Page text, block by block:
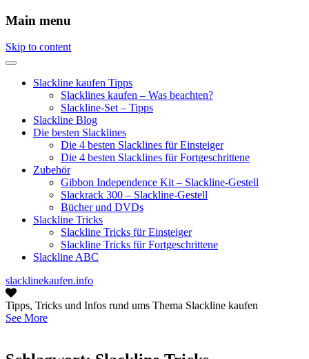
Main menu
Skip to content
Slackline kaufen Tipps
Slacklines kaufen – Was beachten?
Slackline-Set – Tipps
Slackline Blog
Die besten Slacklines
Die 4 besten Slacklines für Einsteiger
Die 4 besten Slacklines für Fortgeschrittene
Zubehör
Gibbon Independence Kit – Slackline-Gestell
Slackrack 300 – Slackline-Gestell
Bücher und DVDs
Slackline Tricks
Slackline Tricks für Einsteiger
Slackline Tricks für Fortgeschrittene
Slackline ABC
slacklinekaufen.info
Tipps, Tricks und Infos rund ums Thema Slackline kaufen
See More